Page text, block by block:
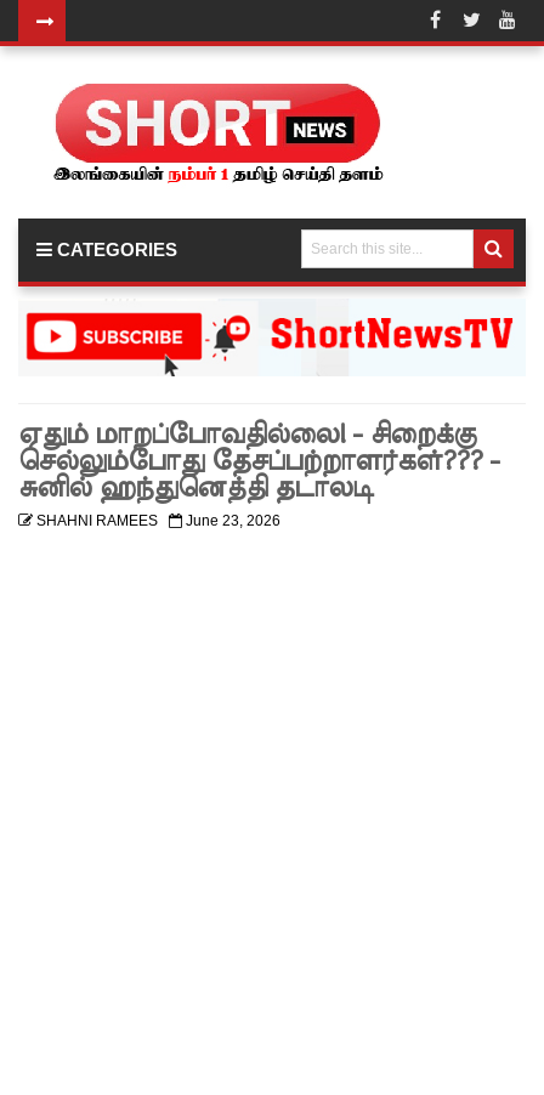
னியில்
வெளியா
மைப்புத்
திருத்தச்
யாழ்.சிறை
ச்சாலையி
CATEGORIES
ஏதும் மாறப்போவதில்லை! - சிறைக்கு
செல்லும்போது தேசப்பற்றாளர்கள்??? -
சுனில் ஹந்துனெத்தி தடாலடி
SHAHNI RAMEES June 23, 2026